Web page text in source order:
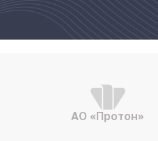
АО «Протон»